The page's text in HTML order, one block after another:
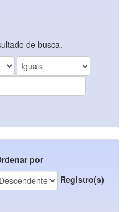
de busca.
por
Registro(s)